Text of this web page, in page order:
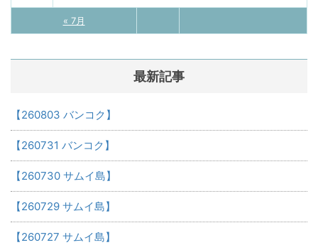
« 7月
最新記事
【260803 バンコク】
【260731 バンコク】
【260730 サムイ島】
【260729 サムイ島】
【260727 サムイ島】